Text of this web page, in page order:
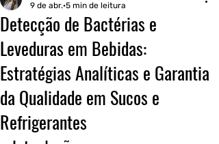
Detecção de Bactérias e
Leveduras em Bebidas:
Estratégias Analíticas e Garantia
da Qualidade em Sucos e
Refrigerantes
9 de abr. 5 min de leitura